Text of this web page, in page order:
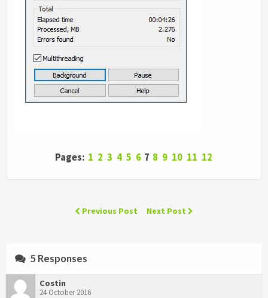
Pages: 1 2 3 4 5 6 7 8 9 10 11 12
Previous Post Next Post
5 Responses
Costin
24 October 2016